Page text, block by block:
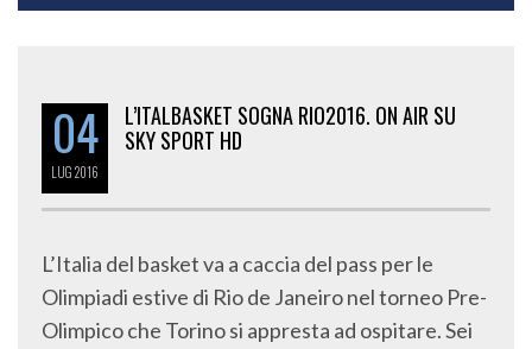
04
LUG2016
L’ITALBASKET SOGNA RIO2016. ON AIR SU
SKY SPORT HD
L’Italia del basket va a caccia del pass per le
Olimpiadi estive di Rio de Janeiro nel torneo Pre-
Olimpico che Torino si appresta ad ospitare. Sei